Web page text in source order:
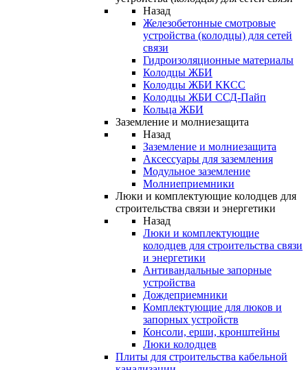
Назад
Железобетонные смотровые
устройства (колодцы) для сетей
связи
Гидроизоляционные материалы
Колодцы ЖБИ
Колодцы ЖБИ ККСС
Колодцы ЖБИ ССД-Пайп
Кольца ЖБИ
Заземление и молниезащита
Назад
Заземление и молниезащита
Аксессуары для заземления
Модульное заземление
Молниеприемники
Люки и комплектующие колодцев для
строительства связи и энергетики
Назад
Люки и комплектующие
колодцев для строительства связи
и энергетики
Антивандальные запорные
устройства
Дождеприемники
Комплектующие для люков и
запорных устройств
Консоли, ерши, кронштейны
Люки колодцев
Плиты для строительства кабельной